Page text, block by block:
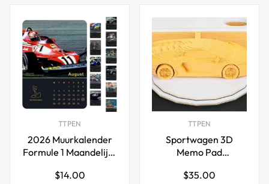
TTPEN
2026 Muurkalender
Formule 1 Maandelijks
Normale
$14.00
TTPEN
Sportwagen 3D
Memo Pad
pennenhouder
Normale
$35.00